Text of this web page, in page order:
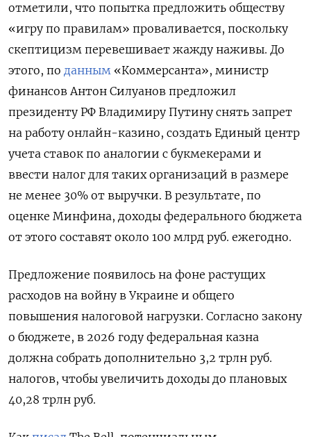
отметили, что попытка предложить обществу
«игру по правилам» проваливается, поскольку
скептицизм перевешивает жажду наживы. До
этого, по данным «Коммерсанта», министр
финансов Антон Силуанов предложил
президенту РФ Владимиру Путину снять запрет
на работу онлайн-казино, создать Единый центр
учета ставок по аналогии с букмекерами и
ввести налог для таких организаций в размере
не менее 30% от выручки. В результате, по
оценке Минфина, доходы федерального бюджета
от этого составят около 100 млрд руб. ежегодно.
Предложение появилось на фоне растущих
расходов на войну в Украине и общего
повышения налоговой нагрузки. Согласно закону
о бюджете, в 2026 году федеральная казна
должна собрать дополнительно 3,2 трлн руб.
налогов, чтобы увеличить доходы до плановых
40,28 трлн руб.